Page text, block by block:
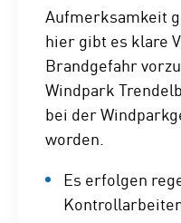
Aufmerksamkeit
hier gibt es klare
Brandgefahr
Windpark
bei der
worden.
Es erfolgen